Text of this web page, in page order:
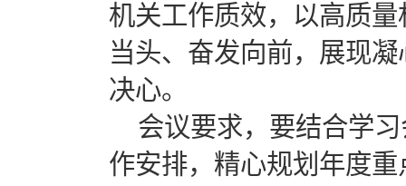
机关工作质效，以高质
当头、奋发向前，展现
决心。
会议要求，要结合学
作安排，精心规划年度